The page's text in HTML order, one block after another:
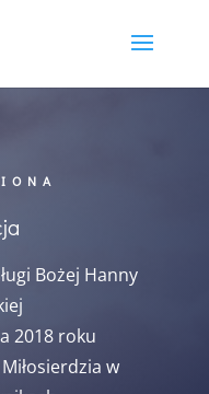
Bożej Hanny
2018 roku
w